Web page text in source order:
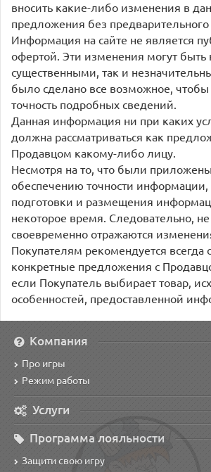
вносить какие-либо изменения в
предложения без
Информация на сайте не является
офертой. Эти изменения могут быть
существенными, так и
было сделано все возможное, чтобы
точность подробных сведений.
Данная информация ни при каких
должна рассматриваться как
Продавцом какому-либо лицу.
Несмотря на то, что были
обеспечению точности информации,
подготовки и размещения
некоторое время. Следовательно, не
своевременно отражаются
Покупателям рекомендуется всегда
конкретные предложения с
если Покупатель выбирает товар,
особенностей, предоставленной
Компания
Про игры
Режим работы
Услуги
Программа лояльности
Защити свою игру